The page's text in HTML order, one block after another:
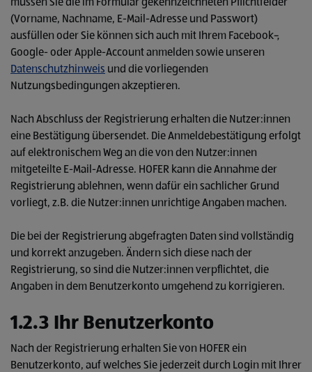
müssen Sie die im Formular gekennzeichneten Pflichtfelder
(Vorname, Nachname, E-Mail-Adresse und Passwort)
ausfüllen oder Sie können sich auch mit Ihrem Facebook-,
Google- oder Apple-Account anmelden sowie unseren
Datenschutzhinweis und die vorliegenden
Nutzungsbedingungen akzeptieren.
Nach Abschluss der Registrierung erhalten die Nutzer:innen
eine Bestätigung übersendet. Die Anmeldebestätigung erfolgt
auf elektronischem Weg an die von den Nutzer:innen
mitgeteilte E-Mail-Adresse. HOFER kann die Annahme der
Registrierung ablehnen, wenn dafür ein sachlicher Grund
vorliegt, z.B. die Nutzer:innen unrichtige Angaben machen.
Die bei der Registrierung abgefragten Daten sind vollständig
und korrekt anzugeben. Ändern sich diese nach der
Registrierung, so sind die Nutzer:innen verpflichtet, die
Angaben in dem Benutzerkonto umgehend zu korrigieren.
1.2.3 Ihr Benutzerkonto
Nach der Registrierung erhalten Sie von HOFER ein
Benutzerkonto, auf welches Sie jederzeit durch Login mit Ihrer